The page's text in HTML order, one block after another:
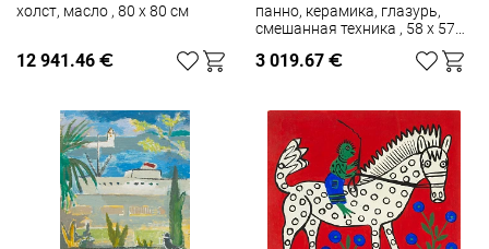
холст, масло , 80 x 80 см
12 941.46 €
панно, керамика, глазурь,
смешанная техника , 58 x 57
3 019.67 €